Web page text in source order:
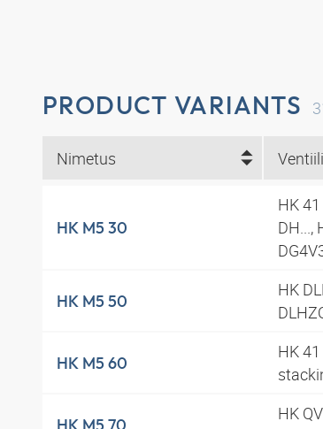
PRODUCT VARIANTS
Nimetus
HK M5 30
HK
DH...,
HK M5 50
HK
HK M5 60
HK
HK M5 70
HK